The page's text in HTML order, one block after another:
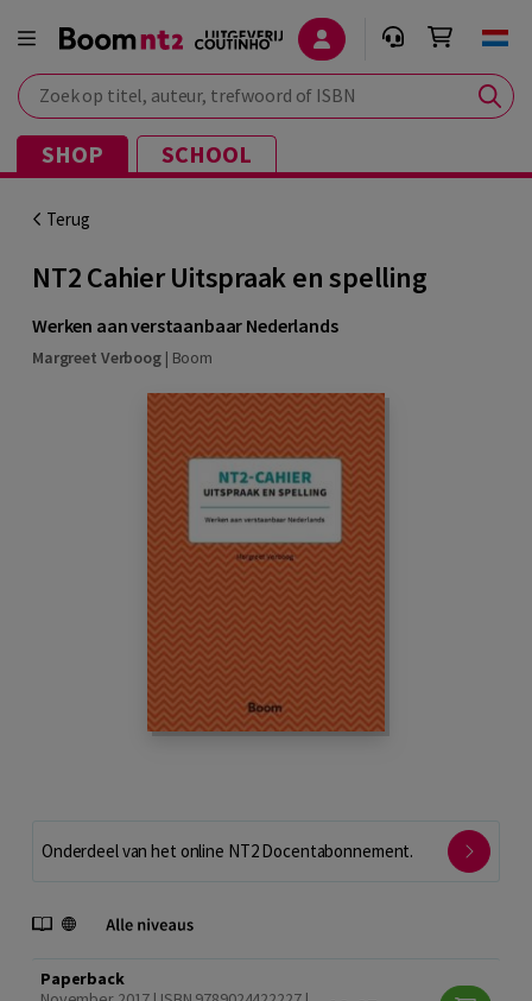
Zoek op titel, auteur, trefwoord of ISBN
SHOP SCHOOL
Terug
NT2 Cahier Uitspraak en spelling
Werken aan verstaanbaar Nederlands
Margreet Verboog| Boom
Onderdeel van het online NT2 Docentabonnement.
Paperback